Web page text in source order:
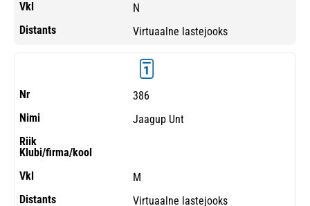
N
Virtuaalne lastejooks
386
Jaagup Unt
M
Virtuaalne lastejooks